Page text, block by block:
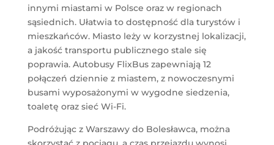
innymi miastami w Polsce oraz w regionach
sąsiednich. Ułatwia to dostępność dla turystów i
mieszkańców. Miasto leży w korzystnej lokalizacji,
a jakość transportu publicznego stale się
poprawia. Autobusy FlixBus zapewniają 12
połączeń dziennie z miastem, z nowoczesnymi
busami wyposażonymi w wygodne siedzenia,
toaletę oraz sieć Wi-Fi.
Podróżując z Warszawy do Bolesławca, można